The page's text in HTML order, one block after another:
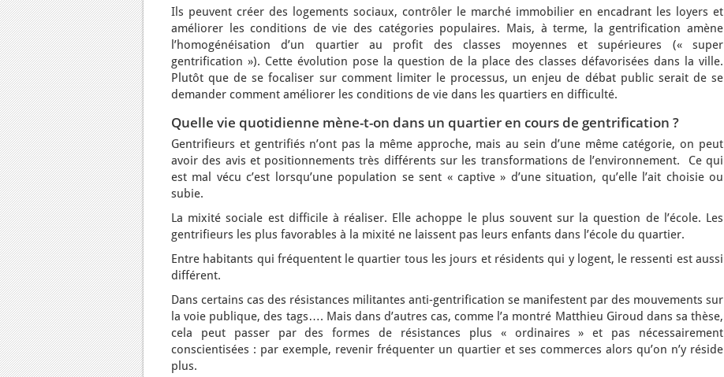
Ils peuvent créer des logements sociaux, contrôler le marché immobilier en encadrant les loyers et
améliorer les conditions de vie des catégories populaires. Mais, à terme, la gentrification amène
l’homogénéisation d’un quartier au profit des classes moyennes et supérieures (« super
gentrification »). Cette évolution pose la question de la place des classes défavorisées dans la ville.
Plutôt que de se focaliser sur comment limiter le processus, un enjeu de débat public serait de se
demander comment améliorer les conditions de vie dans les quartiers en difficulté.
Quelle vie quotidienne mène-t-on dans un quartier en cours de gentrification ?
Gentrifieurs et gentrifiés n’ont pas la même approche, mais au sein d’une même catégorie, on peut
avoir des avis et positionnements très différents sur les transformations de l’environnement. Ce qui
est mal vécu c’est lorsqu’une population se sent « captive » d’une situation, qu’elle l’ait choisie ou
subie.
La mixité sociale est difficile à réaliser. Elle achoppe le plus souvent sur la question de l’école. Les
gentrifieurs les plus favorables à la mixité ne laissent pas leurs enfants dans l’école du quartier.
Entre habitants qui fréquentent le quartier tous les jours et résidents qui y logent, le ressenti est aussi
différent.
Dans certains cas des résistances militantes anti-gentrification se manifestent par des mouvements sur
la voie publique, des tags…. Mais dans d’autres cas, comme l’a montré Matthieu Giroud dans sa thèse,
cela peut passer par des formes de résistances plus « ordinaires » et pas nécessairement
conscientisées : par exemple, revenir fréquenter un quartier et ses commerces alors qu’on n’y réside
plus.